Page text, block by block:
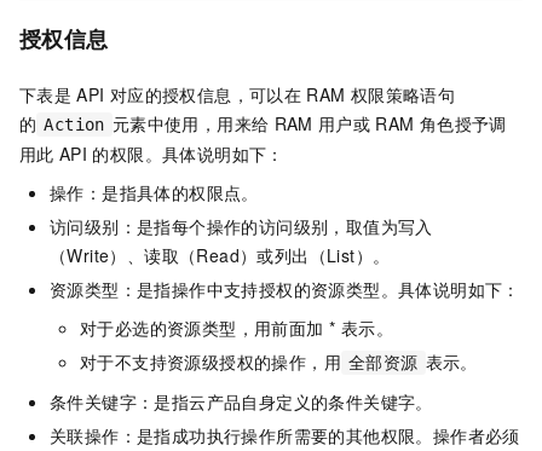
授权信息
下表是 API 对应的授权信息，可以在 RAM 权限策略语句
的 Action 元素中使用，用来给 RAM 用户或 RAM 角色授予调
用此 API 的权限。具体说明如下：
操作：是指具体的权限点。
访问级别：是指每个操作的访问级别，取值为写入
（Write）、读取（Read）或列出（List）。
资源类型：是指操作中支持授权的资源类型。具体说明如下：
对于必选的资源类型，用前面加 * 表示。
对于不支持资源级授权的操作，用 全部资源 表示。
条件关键字：是指云产品自身定义的条件关键字。
关联操作：是指成功执行操作所需要的其他权限。操作者必须